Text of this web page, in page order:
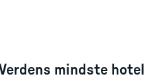
mindste hotel